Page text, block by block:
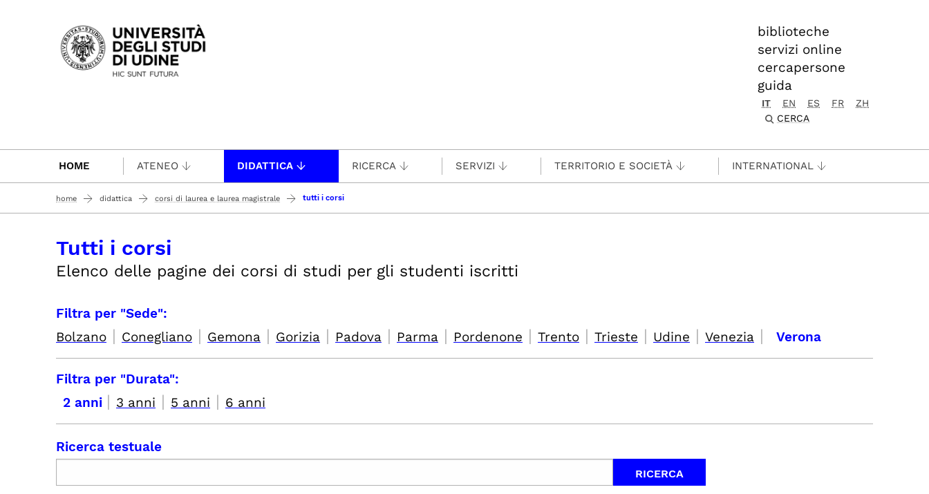
Passa al contenuto principale
biblioteche
servizi online
cercapersone
guida
IT EN ES FR
ZH
CERCA
HOME ATENEO DIDATTICA RICERCA SERVIZI TERRITORIO E SOCIETÀ INTERNATIONAL
home didattica corsi di laurea e laurea magistrale tutti i corsi
Tutti i corsi
Elenco delle pagine dei corsi di studi per gli studenti iscritti
Filtra per "Sede":
Bolzano | Conegliano | Gemona | Gorizia | Padova | Parma | Pordenone | Trento | Trieste | Udine | Venezia | Verona
Filtra per "Durata":
2 anni | 3 anni | 5 anni | 6 anni
Ricerca testuale